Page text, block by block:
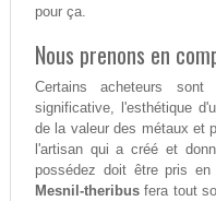
pour ça.
Nous prenons en
Certains acheteurs
significative, l'esthétique
de la valeur des métaux et
l'artisan qui a créé et
possédez doit être pris
Mesnil-theribusfera tout